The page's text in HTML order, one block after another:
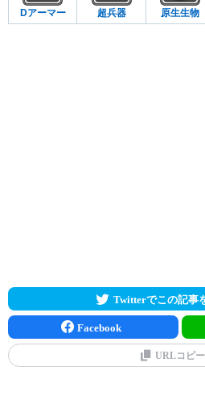
Dアーマー 超兵器 原生生物
Twitterでこの記事
Facebook
URLコピー